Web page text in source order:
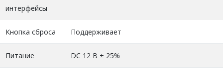
интерфейсы
Кнопка сброса Поддерживает
Питание DC 12 В ± 25%